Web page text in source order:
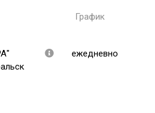
График
ежедневно